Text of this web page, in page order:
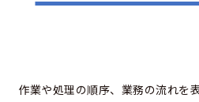
作業や処理の順序、業務の流れを